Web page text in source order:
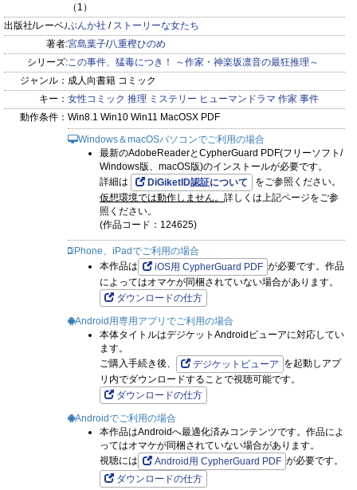
（1）
出版社/レーベル:ぶんか社 / ストーリーな女たち
著者:宮島葉子/八重樫ひのめ
シリーズ:この事件、猛毒につき！ ～作家・神楽坂凛音の最狂推理～
ジャンル： 成人向書籍 コミック
キー： 女性コミック 推理 ミステリー ヒューマンドラマ 作家 事件
動作条件： Win8.1 Win10 Win11 MacOSX PDF
Windows＆macOSパソコンでご利用の場合
最新のAdobeReaderとCypherGuard PDF(フリーソフト/
Windows版、macOS版)のインストールが必要です。
詳細は
DiGiketID認証について
をご参照ください。
仮想環境では動作しません。 詳しくは上記ページをご参
照ください。
(作品コード：124625)
iPhone、iPadでご利用の場合
本作品は
iOS用 CypherGuard PDF が必要です。作品
によってはオマケが同梱されていない場合があります。
ダウンロードの仕方
Android用専用アプリでご利用の場合
本体タイトルはデジケットAndroidビューアに対応してい
ます。
ご購入手続き後、
デジケットビューア を起動しアプ
リ内でダウンロードすることで視聴可能です。
ダウンロードの仕方
Androidでご利用の場合
本作品はAndroidへ最適化済みコンテンツです。作品によ
ってはオマケが同梱されていない場合があります。
視聴には
Android用 CypherGuard PDF が必要です。
ダウンロードの仕方